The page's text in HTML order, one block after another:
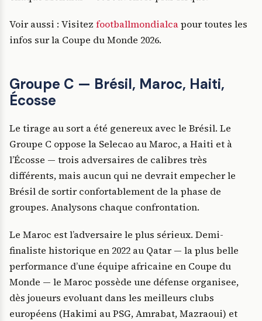
Voir aussi : Visitez footballmondialcapour toutes les
infos sur la Coupe du Monde 2026.
Groupe C — Brésil, Maroc, Haiti,
Écosse
Le tirage au sort a été genereux avec le Brésil. Le
Groupe C oppose la Selecao au Maroc, a Haiti et à
l’Écosse — trois adversaires de calibres très
différents, mais aucun qui ne devrait empecher le
Brésil de sortir confortablement de la phase de
groupes. Analysons chaque confrontation.
Le Maroc est l’adversaire le plus sérieux. Demi-
finaliste historique en 2022 au Qatar — la plus belle
performance d’une équipe africaine en Coupe du
Monde — le Maroc possède une défense organisee,
dès joueurs evoluant dans les meilleurs clubs
européens (Hakimi au PSG, Amrabat, Mazraoui) et